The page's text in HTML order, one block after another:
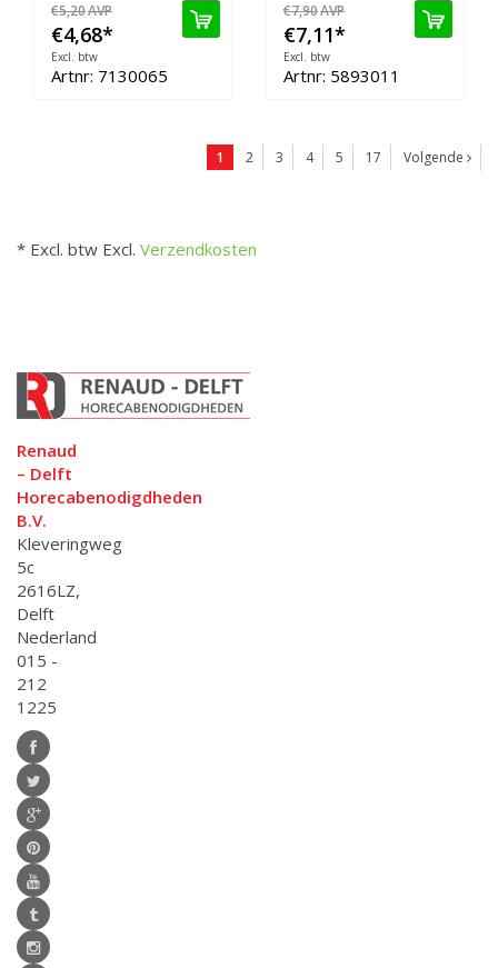
€5,20AVP
€4,68*
Excl. btw
Artnr: 7130065
€7,90AVP
€7,11*
Excl. btw
Artnr: 5893011
1 2 3 4 5 17 Volgende
* Excl. btw Excl. Verzendkosten
Renaud
– Delft
Horecabenodigdheden
B.V.
Kleveringweg
5c
2616LZ,
Delft
Nederland
015 -
212
1225